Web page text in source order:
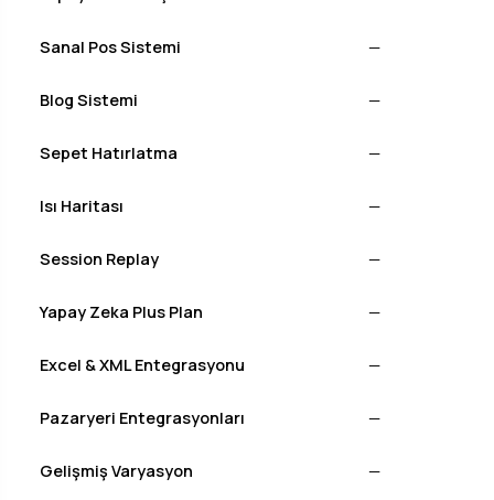
Sanal Pos Sistemi —
Blog Sistemi —
Sepet Hatırlatma —
Isı Haritası —
Session Replay —
Yapay Zeka Plus Plan —
Excel & XML Entegrasyonu —
Pazaryeri Entegrasyonları —
Gelişmiş Varyasyon —